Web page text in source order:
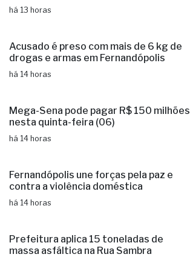
há 13 horas
Acusado é preso com mais de 6 kg de
drogas e armas em Fernandópolis
há 14 horas
Mega-Sena pode pagar R$ 150 milhões
nesta quinta-feira (06)
há 14 horas
Fernandópolis une forças pela paz e
contra a violência doméstica
há 14 horas
Prefeitura aplica 15 toneladas de
massa asfáltica na Rua Sambra